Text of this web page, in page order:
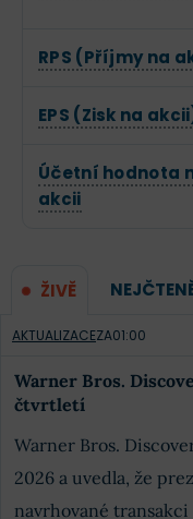
RPS (Příjmy na
EPS (Zisk na
Účetní hodnota
akcii
ŽIVĚ
AKTUALIZACEZA01:00
Warner Bros.
čtvrtletí
Warner Bros.
2026 a uvedla, že
navrhované